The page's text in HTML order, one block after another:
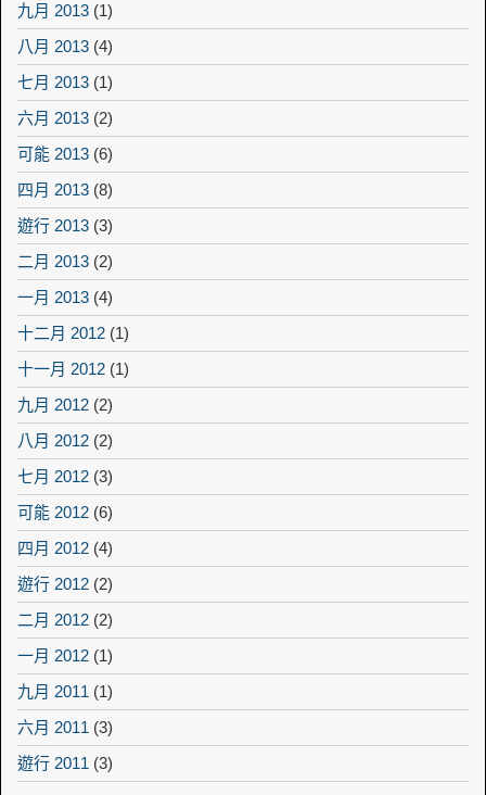
九月 2013 (1)
八月 2013 (4)
七月 2013 (1)
六月 2013 (2)
可能 2013 (6)
四月 2013 (8)
遊行 2013 (3)
二月 2013 (2)
一月 2013 (4)
十二月 2012 (1)
十一月 2012 (1)
九月 2012 (2)
八月 2012 (2)
七月 2012 (3)
可能 2012 (6)
四月 2012 (4)
遊行 2012 (2)
二月 2012 (2)
一月 2012 (1)
九月 2011 (1)
六月 2011 (3)
遊行 2011 (3)